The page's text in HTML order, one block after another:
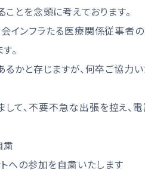
とを念頭に考えております。
インフラたる医療関係従事者
。
かと存じますが、何卒ご協力
して、不要不急な出張を控え、
粛
への参加を自粛いたします